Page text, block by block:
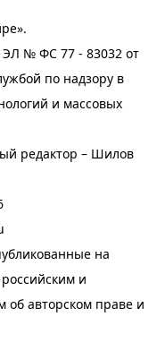
ЭЛ № ФС 77 - 83032 от
по надзору в
и массовых
редактор – Шилов
на
и
об авторском праве и